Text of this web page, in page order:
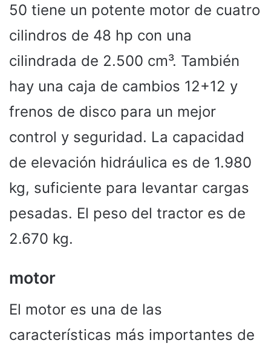
50 tiene un potente motor de cuatro
cilindros de 48 hp con una
cilindrada de 2.500 cm³. También
hay una caja de cambios 12+12 y
frenos de disco para un mejor
control y seguridad. La capacidad
de elevación hidráulica es de 1.980
kg, suficiente para levantar cargas
pesadas. El peso del tractor es de
2.670 kg.
motor
El motor es una de las
características más importantes de